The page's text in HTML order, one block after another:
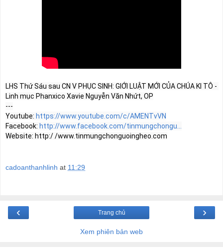
LHS Thứ Sáu sau CN V PHỤC SINH: GIỚI LUẬT MỚI CỦA CHÚA KI TÔ -
Linh mục Phanxico Xavie Nguyễn Văn Nhứt, OP
---
Youtube: https://www.youtube.com/c/AMENTvVN
Facebook: http://www.facebook.com/tinmungchongu...
Website: http:/ /www.tinmungchonguoingheo.com
cadoanthanhlinh at 11:29
‹ ›
Trang chủ
Xem phiên bản web